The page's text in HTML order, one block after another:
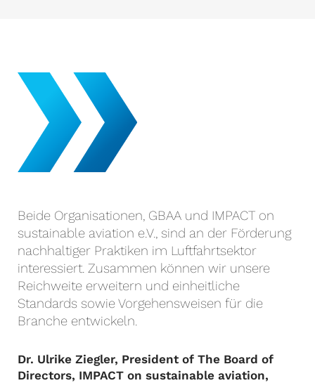
Beide Organisationen, GBAA und IMPACT on
sustainable aviation e.V., sind an der Förderung
nachhaltiger Praktiken im Luftfahrtsektor
interessiert. Zusammen können wir unsere
Reichweite erweitern und einheitliche
Standards sowie Vorgehensweisen für die
Branche entwickeln.
Dr. Ulrike Ziegler, President of The Board of
Directors, IMPACT on sustainable aviation,